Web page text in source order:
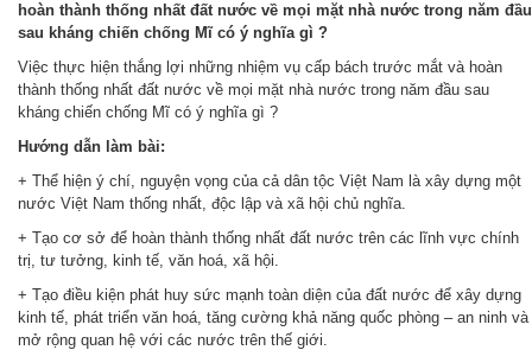
hoàn thành thống nhất đất nước về mọi mặt nhà nước trong năm đầu
sau kháng chiến chống Mĩ có ý nghĩa gì ?
Việc thực hiện thắng lợi những nhiệm vụ cấp bách trước mắt và hoàn
thành thống nhất đất nước về mọi mặt nhà nước trong năm đầu sau
kháng chiến chống Mĩ có ý nghĩa gì ?
Hướng dẫn làm bài:
+ Thể hiện ý chí, nguyện vọng của cả dân tộc Việt Nam là xây dựng một
nước Việt Nam thống nhất, độc lập và xã hội chủ nghĩa.
+ Tạo cơ sở để hoàn thành thống nhất đất nước trên các lĩnh vực chính
trị, tư tưởng, kinh tế, văn hoá, xã hội.
+ Tạo điều kiện phát huy sức mạnh toàn diện của đất nước để xây dựng
kinh tế, phát triển văn hoá, tăng cường khả năng quốc phòng – an ninh và
mở rộng quan hệ với các nước trên thế giới.